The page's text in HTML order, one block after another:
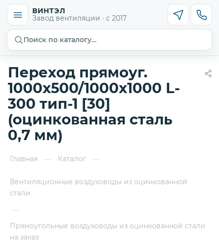
ВИНТЭЛ
Завод вентиляции · с 2017
Поиск по каталогу…
Переход прямоуг.
1000х500/1000х1000 L-
300 тип-1 [30]
(оцинкованная сталь
0,7 мм)
Главная — Каталог —
Вентиляционные воздуховоды из оцинкованной
стали
—
Прямоугольные воздуховоды из оцинкованной стали
на заказ